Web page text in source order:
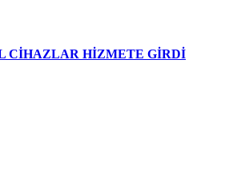
CİHAZLAR HİZMETE GİRDİ